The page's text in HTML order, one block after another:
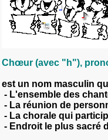
Chœur (avec "h"),
est un nom masculin
- L'ensemble des
- La réunion de
- La chorale qui
- Endroit le plus sacré